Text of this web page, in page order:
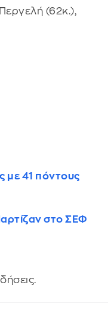
(62κ.),
με 41 πόντους
στο ΣΕΦ